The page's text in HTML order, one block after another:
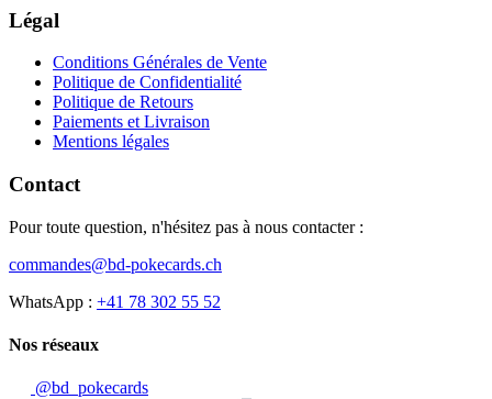
Légal
Conditions Générales de Vente
Politique de Confidentialité
Politique de Retours
Paiements et Livraison
Mentions légales
Contact
Pour toute question, n'hésitez pas à nous contacter :
commandes@bd-pokecards.ch
WhatsApp : +41 78 302 55 52
Nos réseaux
@bd_pokecards